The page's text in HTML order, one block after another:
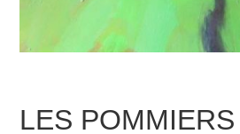
LES POMMIERS